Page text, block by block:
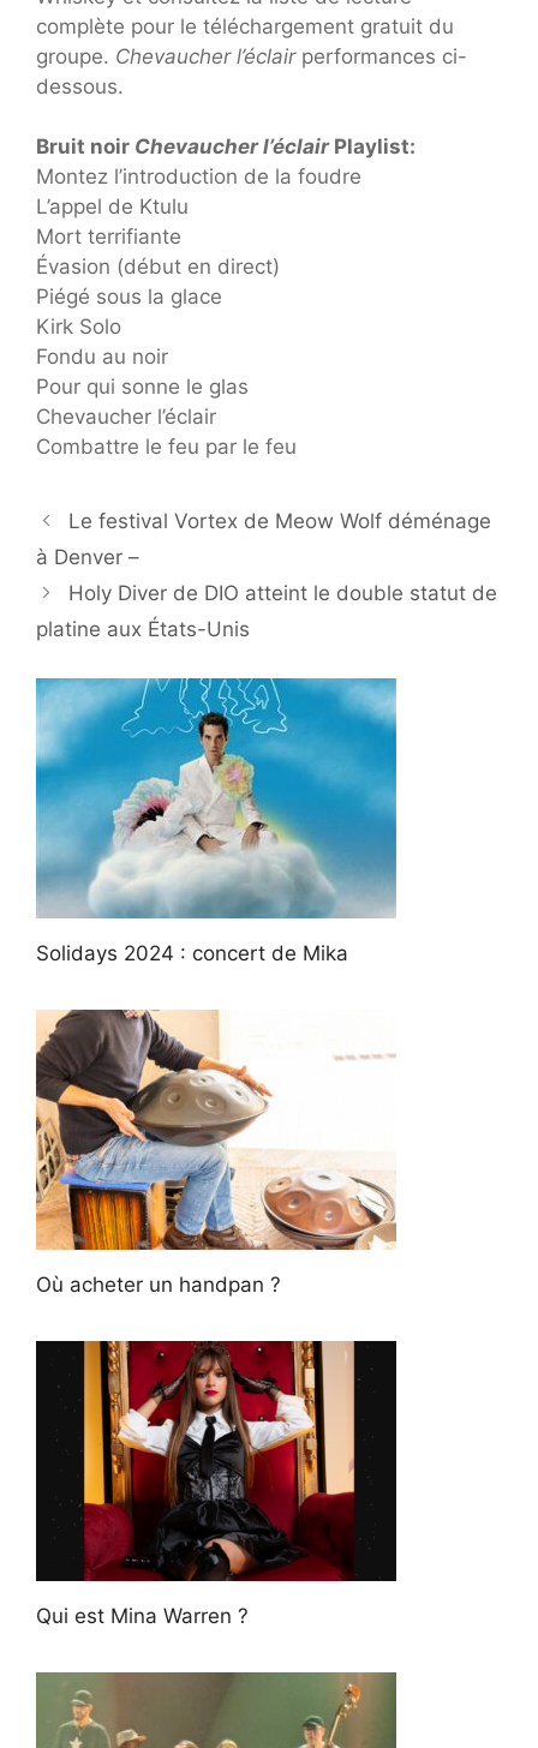
complète pour le téléchargement gratuit du
groupe. Chevaucher l’éclairperformances ci-
dessous.
Bruit noir Chevaucher l’éclairPlaylist:
Montez l’introduction de la foudre
L’appel de Ktulu
Mort terrifiante
Évasion (début en direct)
Piégé sous la glace
Kirk Solo
Fondu au noir
Pour qui sonne le glas
Chevaucher l’éclair
Combattre le feu par le feu
Le festival Vortex de Meow Wolf déménage
à Denver –
Holy Diver de DIO atteint le double statut de
platine aux États-Unis
Solidays 2024 : concert de Mika
Où acheter un handpan ?
Qui est Mina Warren ?